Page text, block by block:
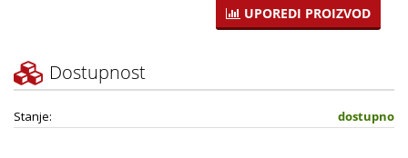
UPOREDI PROIZVOD
Dostupnost
Stanje: dostupno